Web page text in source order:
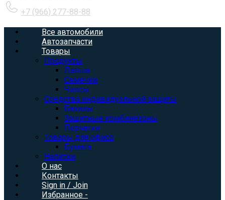
+7 (966) 277-88-88
Все автомобили
Автозапчасти
Товары
Продукты
Лапша
Семечки
Чипсы
Средства индивидуальной защиты
Бахилы
Защитные комбинезоны
Перчатки
Товары для офиса
Бумага
Напитки
О нас
Контакты
Sign in / Join
Избранное -